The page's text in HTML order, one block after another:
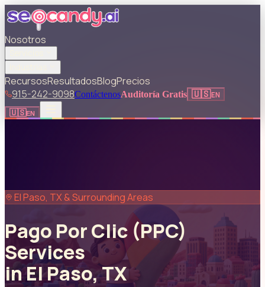
Nosotros
RecursosResultadosBlogPrecios
915-242-9098ContáctenosAuditoría Gratis 🇺🇸EN
🇺🇸EN
El Paso, TX & Surrounding Areas
Pago Por Clic (PPC)
Services
in El Paso, TX